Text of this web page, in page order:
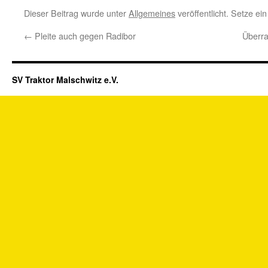
Dieser Beitrag wurde unterAllgemeinesveröffentlicht. Setze
← Pleite auch gegen Radibor
SV Traktor Malschwitz e.V.